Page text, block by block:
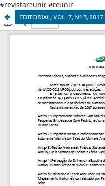
#revistareunir #reunir
EDITORIAL, VOL. 7, Nº 3, 2017